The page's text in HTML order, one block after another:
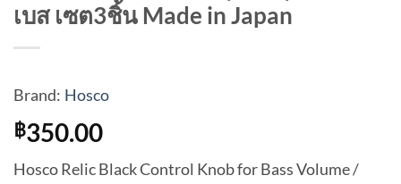
เบส เซต3ชิ้น Made in Japan
Brand: Hosco
฿350.00
Hosco Relic Black Control Knob for Bass Volume /